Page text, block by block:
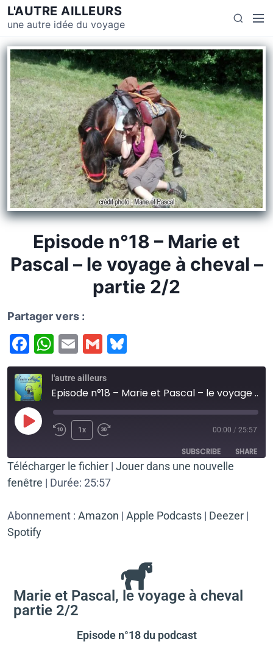
L'AUTRE AILLEURS
une autre idée du voyage
Episode n°18 – Marie et
Pascal – le voyage à cheval –
partie 2/2
Partager vers :
F
a
c
e
b
o
o
k
W
h
at
s
A
p
p
E
m
ai
l
G
m
ai
l
u
s
k
l'autre ailleurs
Episode n°18 – Marie et Pascal – le voyage à cheval – partie 2/2
1x 00:00 / 25:57
SUBSCRIBE SHARE
Amazon
RSS FEED
SHARE
LINK
EMBED
Télécharger le fichier | Jouer dans une nouvelle
fenêtre | Durée: 25:57
Abonnement : Amazon | Apple Podcasts | Deezer |
Spotify
Marie et Pascal, le voyage à cheval
partie 2/2
Episode n°18 du podcast